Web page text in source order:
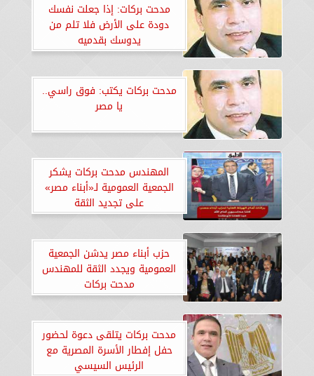
مدحت بركات: إذا جعلت نفسك
دودة على الأرض فلا تلم من
يدوسك بقدميه
مدحت بركات يكتب: فوق راسي..
يا مصر
المهندس مدحت بركات يشكر
الجمعية العمومية لـ«أبناء مصر»
على تجديد الثقة
حزب أبناء مصر يدشن الجمعية
العمومية ويجدد الثقة للمهندس
مدحت بركات
مدحت بركات يتلقى دعوة لحضور
حفل إفطار الأسرة المصرية مع
الرئيس السيسي